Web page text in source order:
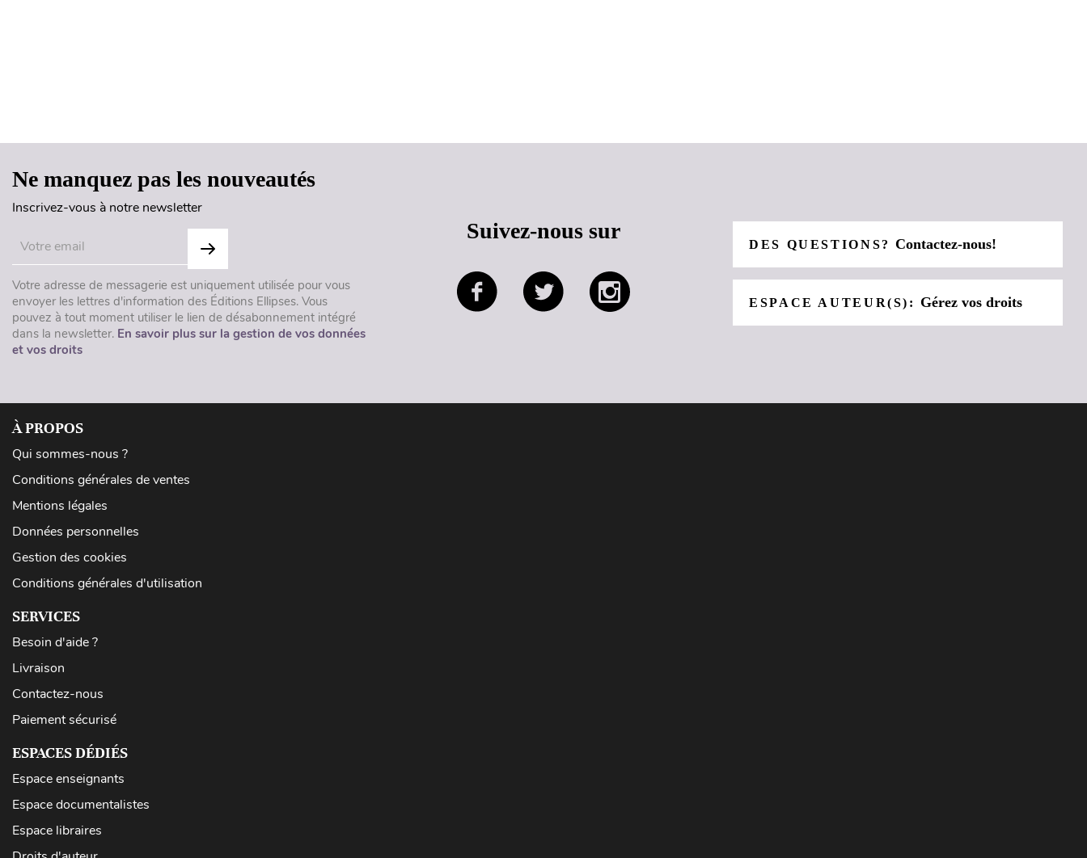
Ne manquez pas les nouveautés
Inscrivez-vous à notre newsletter
Votre adresse de messagerie est uniquement utilisée pour vous
envoyer les lettres d'information des Éditions Ellipses. Vous
pouvez à tout moment utiliser le lien de désabonnement intégré
dans la newsletter. En savoir plus sur la gestion de vos données
et vos droits
Suivez-nous sur
DES QUESTIONS?Contactez-nous!
ESPACE AUTEUR(S): Gérez vos droits
À PROPOS
Qui sommes-nous ?
Conditions générales de ventes
Mentions légales
Données personnelles
Gestion des cookies
Conditions générales d'utilisation
SERVICES
Besoin d'aide ?
Livraison
Contactez-nous
Paiement sécurisé
ESPACES DÉDIÉS
Espace enseignants
Espace documentalistes
Espace libraires